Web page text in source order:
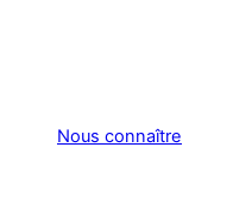
Nous connaître